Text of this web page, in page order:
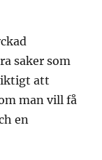
saker som
att
man vill få
en